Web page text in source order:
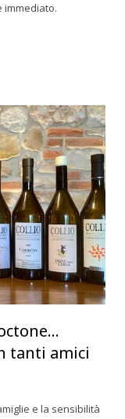
immediato.
tanti amici
e la sensibilità